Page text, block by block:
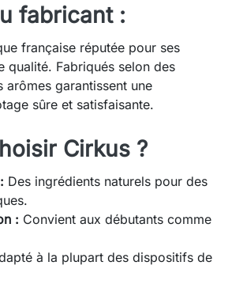
fabricant :
française réputée pour ses
qualité. Fabriqués selon des
arômes garantissent une
sûre et satisfaisante.
Cirkus ?
Des ingrédients naturels pour des
: Convient aux débutants comme
à la plupart des dispositifs de